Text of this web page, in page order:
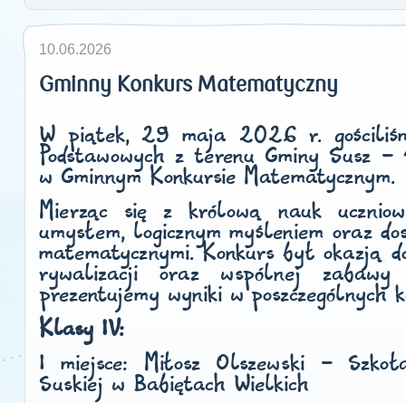
10.06.2026
Gminny Konkurs Matematyczny
W piątek, 29 maja 2026 r.
Podstawowych z terenu Gminy Susz -
w Gminnym Konkursie
Mierząc się z królową nauk
umysłem, logicznym myśleniem oraz
matematycznymi. Konkurs był okazją
rywalizacji oraz wspólnej zabawy
prezentujemy wyniki w poszczególnych
Klasy IV:
I miejsce: Miłosz Olszewski -
Suskiej w Babiętach Wielkich